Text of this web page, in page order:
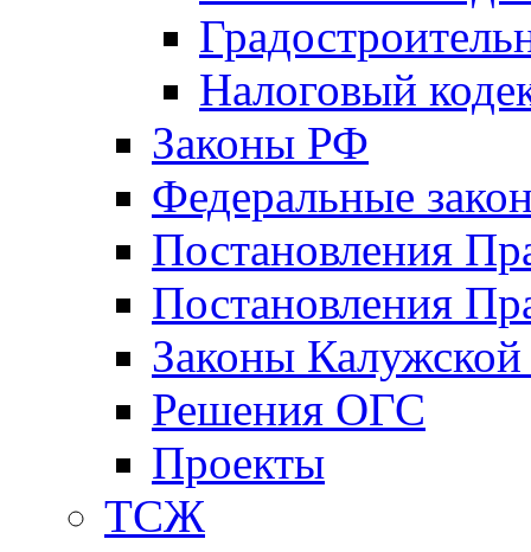
Налоговый
Законы РФ
Федеральные
Постановления
Постановления
Законы Калужской
Решения ОГС
Проекты
ТСЖ